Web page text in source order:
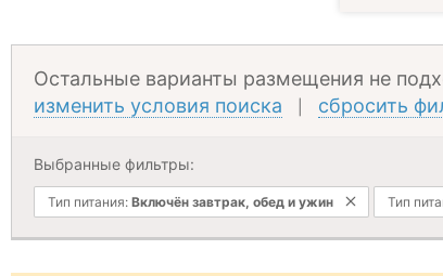
Остальные варианты размещения не
изменить условия поиска
сбросить
Выбранные фильтры:
Тип питания: Включён завтрак, обед и ужин Тип